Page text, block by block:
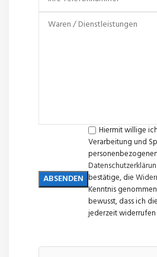
Hiermit willige
Verarbeitung und
bestätige, die
Kenntnis
bewusst, dass ich
jederzeit widerrufen